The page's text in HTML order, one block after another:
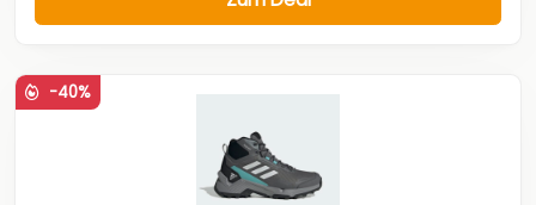
-40%